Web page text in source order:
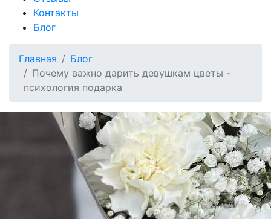
Контакты
Блог
Главная
Блог
Почему важно дарить девушкам цветы -
психология подарка